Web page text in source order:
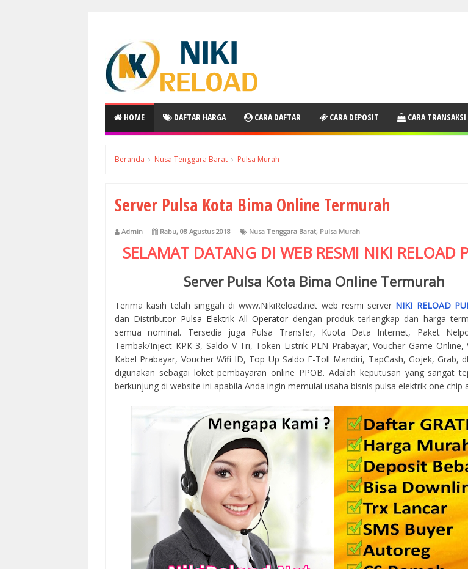
HOME DAFTAR HARGA CARA DAFTAR CARA DEPOSIT CARA TRANSAKSI
Beranda › Nusa Tenggara Barat › Pulsa Murah
Server Pulsa Kota Bima Online Termurah
Admin Rabu, 08 Agustus 2018 Nusa Tenggara Barat, Pulsa Murah
SELAMAT DATANG DI WEB RESMI NIKI RELOAD
Server Pulsa Kota Bima Online Termurah
Terima kasih telah singgah di www.NikiReload.net web resmi server NIKI RELOAD
dan Distributor Pulsa Elektrik All Operator dengan produk terlengkap dan harga
semua nominal. Tersedia juga Pulsa Transfer, Kuota Data Internet, Paket
Tembak/Inject KPK 3, Saldo V-Tri, Token Listrik PLN Prabayar, Voucher Game Online,
Kabel Prabayar, Voucher Wifi ID, Top Up Saldo E-Toll Mandiri, TapCash, Gojek, Grab,
digunakan sebagai loket pembayaran online PPOB. Adalah keputusan yang sangat
berkunjung di website ini apabila Anda ingin memulai usaha bisnis pulsa elektrik one chip